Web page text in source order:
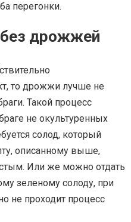
перегонки.
без дрожжей
то дрожжи лучше не
Такой процесс
не окультуренных
солод, который
описанному выше,
Или же можно отдать
зеленому солоду, при
не проходит процесс